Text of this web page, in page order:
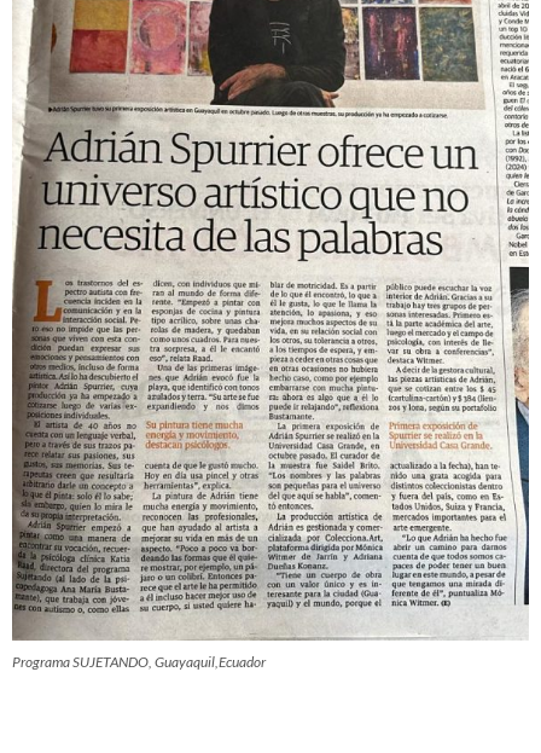
Programa SUJETANDO, Guayaquil,Ecuador